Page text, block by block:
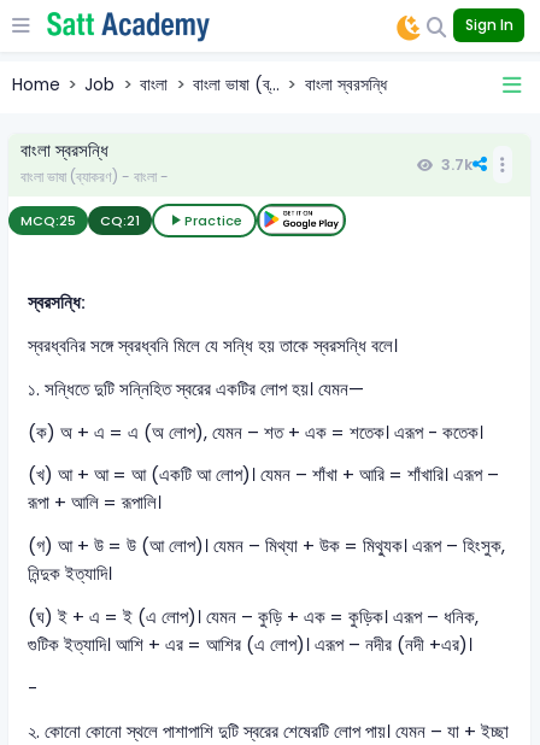
Sign In
Home Job বাংলা বাংলা ভাষা (ব্... বাংলা স্বরসন্ধি
বাংলা স্বরসন্ধি
বাংলা ভাষা (ব্যাকরণ) - বাংলা -
3.7k
MCQ:25 CQ:21 Practice
স্বরসন্ধি:
স্বরধ্বনির সঙ্গে স্বরধ্বনি মিলে যে সন্ধি হয় তাকে স্বরসন্ধি বলে।
১. সন্ধিতে দুটি সন্নিহিত স্বরের একটির লোপ হয়। যেমন—
(ক) অ + এ = এ (অ লোপ), যেমন – শত + এক = শতেক। এরূপ - কতেক।
(খ) আ + আ = আ (একটি আ লোপ)। যেমন – শাঁখা + আরি = শাঁখারি। এরূপ –
রূপা + আলি = রূপালি।
(গ) আ + উ = উ (আ লোপ)। যেমন – মিথ্যা + উক = মিথ্যুক। এরূপ – হিংসুক,
নিন্দুক ইত্যাদি।
(ঘ) ই + এ = ই (এ লোপ)। যেমন – কুড়ি + এক = কুড়িক। এরূপ – ধনিক,
গুটিক ইত্যাদি। আশি + এর = আশির (এ লোপ)। এরূপ – নদীর (নদী +এর)।
-
২. কোনো কোনো স্থলে পাশাপাশি দুটি স্বরের শেষেরটি লোপ পায়। যেমন – যা + ইচ্ছা